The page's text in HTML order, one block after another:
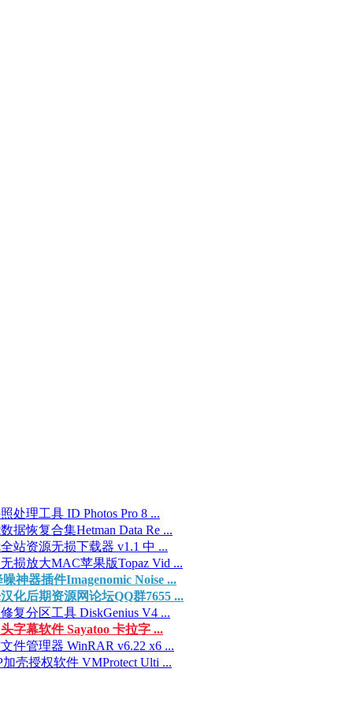
处理工具 ID Photos Pro 8 ...
据恢复合集Hetman Data Re ...
站资源无损下载器 v1.1 中 ...
损放大MAC苹果版Topaz Vid ...
噪神器插件Imagenomic Noise ...
化后期资源网论坛QQ群7655 ...
复分区工具 DiskGenius V4 ...
字幕软件 Sayatoo 卡拉字 ...
件管理器 WinRAR v6.22 x6 ...
壳授权软件 VMProtect Ulti ...